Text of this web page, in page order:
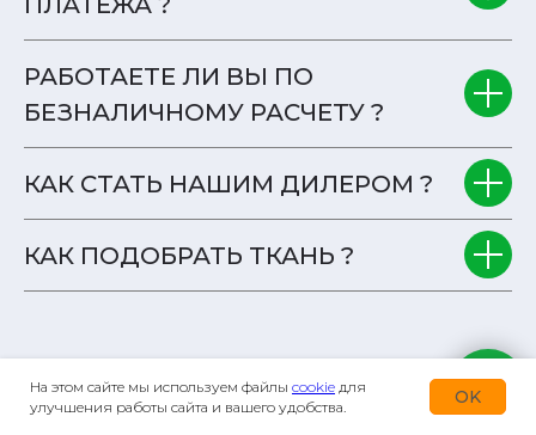
РАБОТАЕТЕ ЛИ ВЫ ПО
БЕЗНАЛИЧНОМУ РАСЧЕТУ ?
КАК СТАТЬ НАШИМ ДИЛЕРОМ ?
КАК ПОДОБРАТЬ ТКАНЬ ?
На этом сайте мы используем файлы cookie для
улучшения работы сайта и вашего удобства.
OK